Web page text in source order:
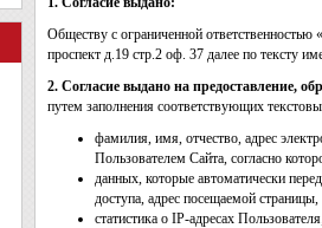
Обществу с ограниченной
проспект д.19 стр.2 оф. 37 далее по тексту
2. Согласие выдано на предоставление,
путем заполнения соответствующих
фамилия, имя, отчество, адрес
Пользователем Сайта, согласно
данных, которые автоматически
доступа, адрес посещаемой
статистика о IP-адресах